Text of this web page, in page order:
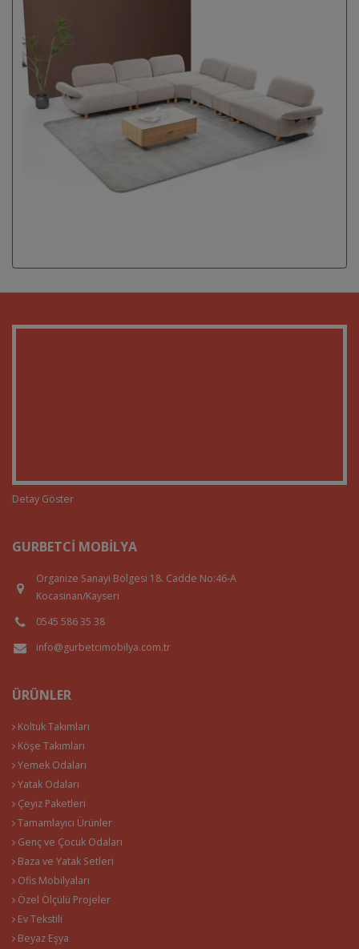
Detay Göster
GURBETCI MOBILYA
Organize Sanayi Bölgesi 18. Cadde No:46-A
Kocasinan/Kayseri
0545 586 35 38
info@gurbetcimobilya.com.tr
ÜRÜNLER
Koltuk Takımları
Köşe Takımları
Yemek Odaları
Yatak Odaları
Çeyiz Paketleri
Tamamlayıcı Ürünler
Genç ve Çocuk Odaları
Baza ve Yatak Setleri
Ofis Mobilyaları
Özel Ölçülü Projeler
Ev Tekstili
Beyaz Eşya